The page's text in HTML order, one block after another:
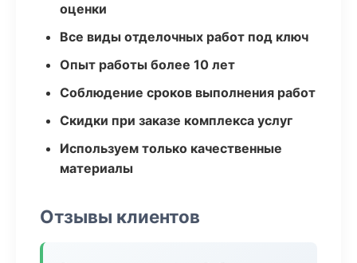
оценки
Все виды отделочных работ под ключ
Опыт работы более 10 лет
Соблюдение сроков выполнения работ
Скидки при заказе комплекса услуг
Используем только качественные
материалы
Отзывы клиентов